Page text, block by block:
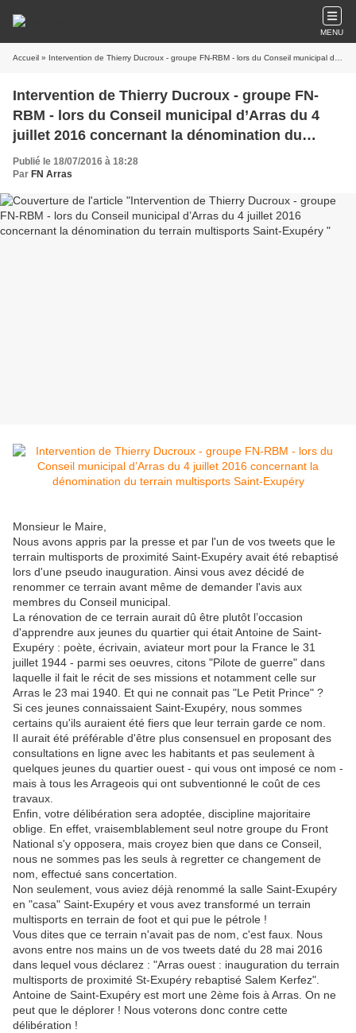
MENU
Accueil » Intervention de Thierry Ducroux - groupe FN-RBM - lors du Conseil municipal d’Arras du 4 juillet 2016 concernant la dénomination du terrain multisports Saint-Exupéry
Intervention de Thierry Ducroux - groupe FN-
RBM - lors du Conseil municipal d’Arras du 4
juillet 2016 concernant la dénomination du
terrain multisports Saint-Exupéry
Publié le 18/07/2016 à 18:28
Par FN Arras
Monsieur le Maire,
Nous avons appris par la presse et par l'un de vos tweets que le
terrain multisports de proximité Saint-Exupéry avait été rebaptisé
lors d'une pseudo inauguration. Ainsi vous avez décidé de
renommer ce terrain avant même de demander l'avis aux
membres du Conseil municipal.
La rénovation de ce terrain aurait dû être plutôt l’occasion
d'apprendre aux jeunes du quartier qui était Antoine de Saint-
Exupéry : poète, écrivain, aviateur mort pour la France le 31
juillet 1944 - parmi ses oeuvres, citons "Pilote de guerre" dans
laquelle il fait le récit de ses missions et notamment celle sur
Arras le 23 mai 1940. Et qui ne connait pas "Le Petit Prince" ?
Si ces jeunes connaissaient Saint-Exupéry, nous sommes
certains qu'ils auraient été fiers que leur terrain garde ce nom.
Il aurait été préférable d'être plus consensuel en proposant des
consultations en ligne avec les habitants et pas seulement à
quelques jeunes du quartier ouest - qui vous ont imposé ce nom -
mais à tous les Arrageois qui ont subventionné le coût de ces
travaux.
Enfin, votre délibération sera adoptée, discipline majoritaire
oblige. En effet, vraisemblablement seul notre groupe du Front
National s'y opposera, mais croyez bien que dans ce Conseil,
nous ne sommes pas les seuls à regretter ce changement de
nom, effectué sans concertation.
Non seulement, vous aviez déjà renommé la salle Saint-Exupéry
en "casa" Saint-Exupéry et vous avez transformé un terrain
multisports en terrain de foot et qui pue le pétrole !
Vous dites que ce terrain n'avait pas de nom, c'est faux. Nous
avons entre nos mains un de vos tweets daté du 28 mai 2016
dans lequel vous déclarez : "Arras ouest : inauguration du terrain
multisports de proximité St-Exupéry rebaptisé Salem Kerfez".
Antoine de Saint-Exupéry est mort une 2ème fois à Arras. On ne
peut que le déplorer ! Nous voterons donc contre cette
délibération !